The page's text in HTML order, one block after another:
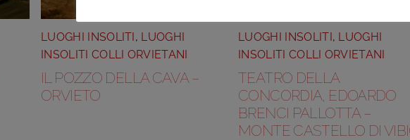
LUOGHI INSOLITI, LUOGHI
INSOLITI COLLI ORVIETANI
IL POZZO DELLA CAVA –
ORVIETO
LUOGHI INSOLITI, LUOGHI
INSOLITI COLLI ORVIETANI
TEATRO DELLA
CONCORDIA, EDOARDO
BRENCI PALLOTTA –
MONTE CASTELLO DI